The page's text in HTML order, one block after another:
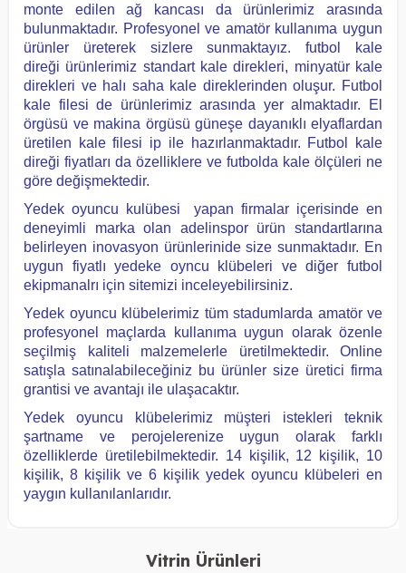
monte edilen ağ kancası da ürünlerimiz arasında
bulunmaktadır. Profesyonel ve amatör kullanıma uygun
ürünler üreterek sizlere sunmaktayız. futbol kale
direği ürünlerimiz standart kale direkleri, minyatür kale
direkleri ve halı saha kale direklerinden oluşur. Futbol
kale filesi de ürünlerimiz arasında yer almaktadır. El
örgüsü ve makina örgüsü güneşe dayanıklı elyaflardan
üretilen kale filesi ip ile hazırlanmaktadır. Futbol kale
direği fiyatları da özelliklere ve futbolda kale ölçüleri ne
göre değişmektedir.
Yedek oyuncu kulübesi yapan firmalar içerisinde en
deneyimli marka olan adelinspor ürün standartlarına
belirleyen inovasyon ürünlerinide size sunmaktadır. En
uygun fiyatlı yedeke oyncu klübeleri ve diğer futbol
ekipmanalrı için sitemizi inceleyebilirsiniz.
Yedek oyuncu klübelerimiz tüm stadumlarda amatör ve
profesyonel maçlarda kullanıma uygun olarak özenle
seçilmiş kaliteli malzemelerle üretilmektedir. Online
satışla satınalabileceğiniz bu ürünler size üretici firma
grantisi ve avantajı ile ulaşacaktır.
Yedek oyuncu klübelerimiz müşteri istekleri teknik
şartname ve perojelerenize uygun olarak farklı
özelliklerde üretilebilmektedir. 14 kişilik, 12 kişilik, 10
kişilik, 8 kişilik ve 6 kişilik yedek oyuncu klübeleri en
yaygın kullanılanlarıdır.
Vitrin Ürünleri